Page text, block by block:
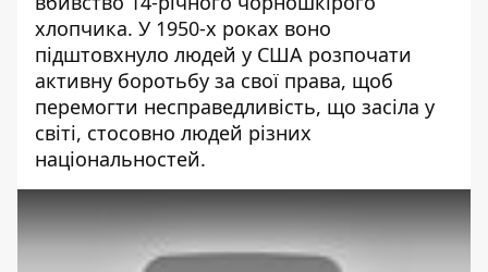
хлопчика. У 1950-х роках воно
підштовхнуло людей у США розпочати
активну боротьбу за свої права, щоб
перемогти несправедливість, що засіла у
світі, стосовно людей різних
національностей.